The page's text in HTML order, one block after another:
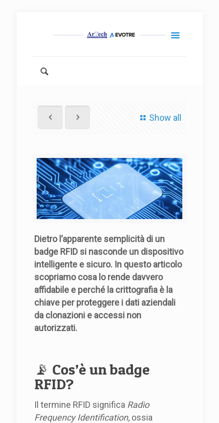
Show all
Dietro l’apparente semplicità di un
badge RFID si nasconde un dispositivo
intelligente e sicuro. In questo articolo
scopriamo cosa lo rende davvero
affidabile e perché la crittografia è la
chiave per proteggere i dati aziendali
da clonazioni e accessi non
autorizzati.
📡 Cos’è un badge
RFID?
Il termine RFID significa Radio
Frequency Identification, ossia